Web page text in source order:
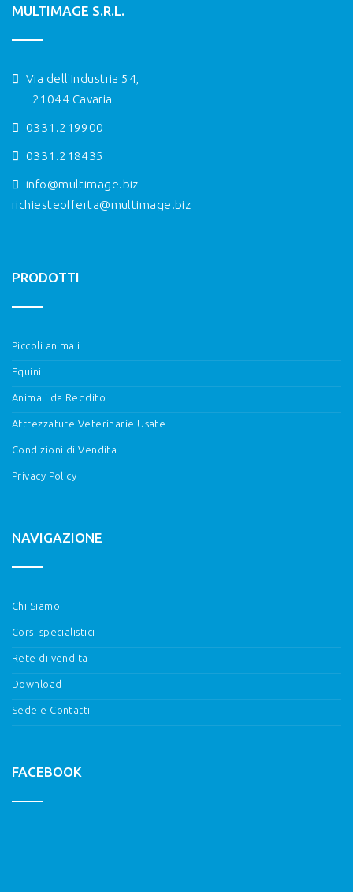
MULTIMAGE S.R.L.
Via dell'Industria 54,
21044 Cavaria
0331.219900
0331.218435
info@multimage.biz
richiesteofferta@multimage.biz
PRODOTTI
Piccoli animali
Equini
Animali da Reddito
Attrezzature Veterinarie Usate
Condizioni di Vendita
Privacy Policy
NAVIGAZIONE
Chi Siamo
Corsi specialistici
Rete di vendita
Download
Sede e Contatti
FACEBOOK